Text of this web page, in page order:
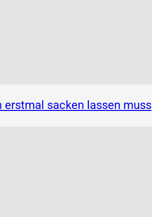
sacken lassen muss